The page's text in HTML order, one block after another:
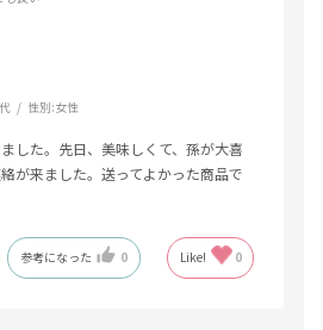
性別:女性
した。先日、美味しくて、孫が大喜
が来ました。送ってよかった商品で
参考になった 0 Like! 0